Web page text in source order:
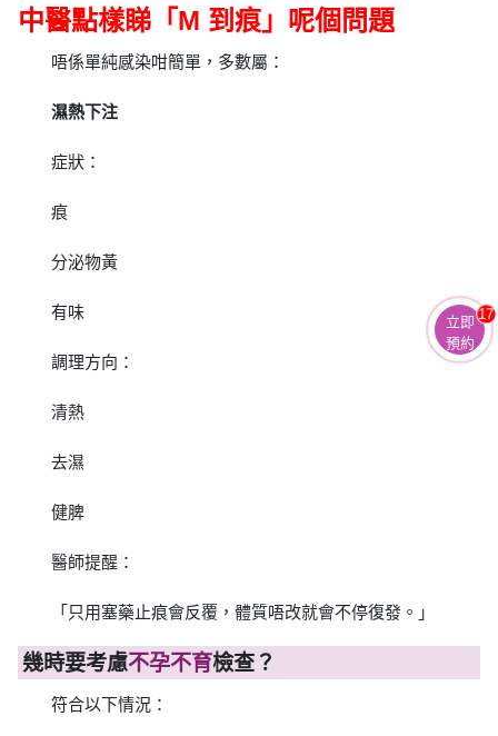
中醫點樣睇「M 到痕」呢個問題
唔係單純感染咁簡單，多數屬：
濕熱下注
症狀：
痕
分泌物黃
有味
調理方向：
清熱
去濕
健脾
醫師提醒：
「只用塞藥止痕會反覆，體質唔改就會不停復發。」
幾時要考慮不孕不育檢查？
符合以下情況：
立即
預約
17